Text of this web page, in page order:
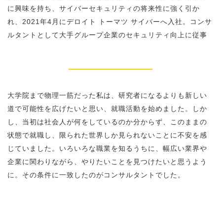
に興味を持ち、サイバーセキュリティの将来性に強く引か
れ、2021年4月にデロイト トーマツ サイバーへ入社。コンサ
ルタントとして大手グループ企業のセキュリティ向上に従事
大学院まで物理一筋だった私は、研究者になるよりも新しい
道で可能性を広げたいと思い、就職活動を始めました。しか
し、当初は社会人が何をしているのか分からず、このままの
状態で就職し、限られた世界しか見られないことに不安を感
じていました。いろいろな職業を知るうちに、幅広い業界や
企業に関わりながら、やりたいことを見つけたいと思うよう
に。その条件に一致したのがコンサルタントでした。